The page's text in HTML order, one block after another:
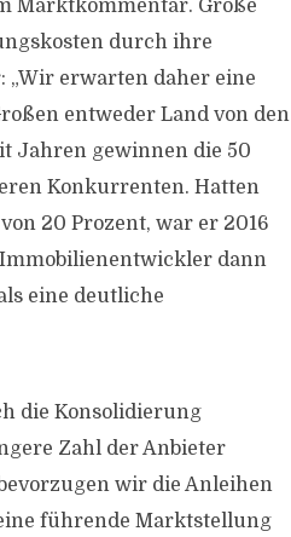
Marktkommentar. Große
durch ihre
erwarten daher eine
entweder Land von den
Jahren gewinnen die 50
Konkurrenten. Hatten
20 Prozent, war er 2016
Immobilienentwickler dann
eine deutliche
die Konsolidierung
Zahl der Anbieter
wir die Anleihen
führende Marktstellung